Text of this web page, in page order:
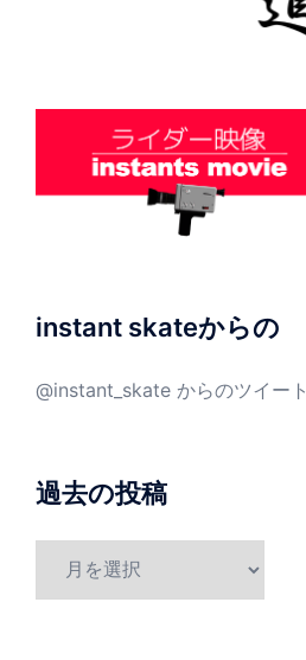
instant skateからの
@instant_skate からのツイート
過去の投稿